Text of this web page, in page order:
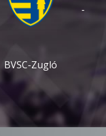
BVSC-Zugló
-